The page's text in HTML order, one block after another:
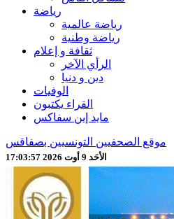
رياضة
رياضة عالمية
رياضة وطنية
ثقافة و إعلام
الرأي الآخر
دين و دنيا
الوفيات
القراء يكتبون
مايد إين سفاكس
موقع الصحفيين التونسيين بصفاقس
الأحَد 9 أوت 2026 17:03:59